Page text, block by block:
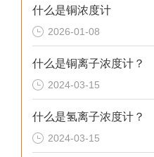
什么是铜浓度计
2026-01-08
什么是铜离子浓度计？
2024-03-15
什么是氢离子浓度计？
2024-03-15